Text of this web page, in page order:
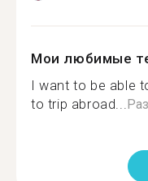
Мои любимые
I want to be able
to trip abroad...